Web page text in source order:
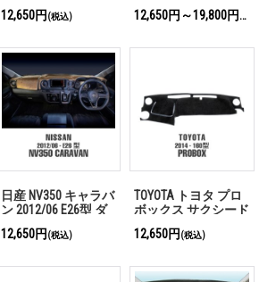
ト
12,650円 (税込) 12,650円～19,800円
(税
日産 NV350 キャラバ
ン 2012/06 E26型 ダ
ッシュマット
12,650円 (税込)
TOYOTA トヨタ プロ
ボックス サクシード
2014- 160型 ダッシュ
マット
12,650円 (税込)